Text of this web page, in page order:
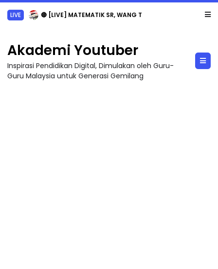
LIVE 🔴 [LIVE] MATEMATIK SR, WANG TAHUN 6 OLEH CIKGU ANITA #ALLINONE #141 #...
Akademi Youtuber
Inspirasi Pendidikan Digital, Dimulakan oleh Guru-
Guru Malaysia untuk Generasi Gemilang